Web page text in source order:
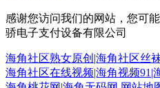
感谢您访问我们的网站，您可
骄电子支付设备有限公司
海角社区熟女原创|海角社区丝
海角社区在线视频|海角视频91|